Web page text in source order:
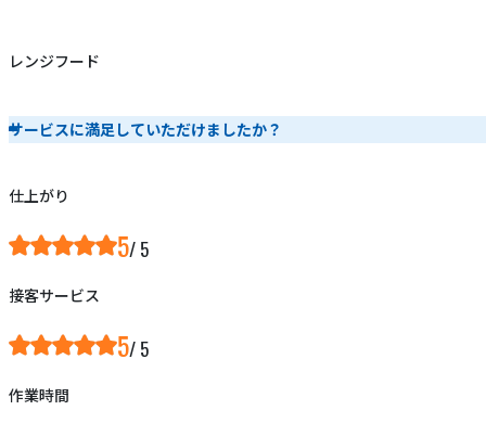
レンジフード
サービスに満足していただけましたか？
仕上がり
5
接客サービス
5
作業時間